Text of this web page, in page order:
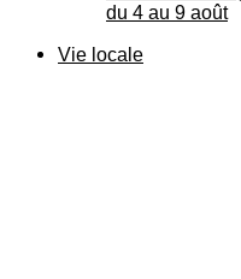
du 4 au 9 août
Vie locale